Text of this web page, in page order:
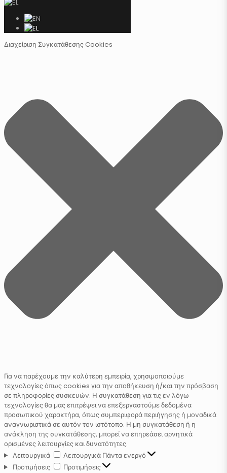
Διαχείριση Συγκατάθεσης Cookies
Για να παρέχουμε την καλύτερη εμπειρία, χρησιμοποιούμε
τεχνολογίες όπως cookies για την αποθήκευση ή/και την πρόσβαση
σε πληροφορίες συσκευών. Η συγκατάθεση για τις εν λόγω
τεχνολογίες θα μας επιτρέψει να επεξεργαστούμε δεδομένα
προσωπικού χαρακτήρα, όπως συμπεριφορά περιήγησης ή μοναδικά
αναγνωριστικά σε αυτόν τον ιστότοπο. Η μη συγκατάθεση ή η
ανάκληση της συγκατάθεσης, μπορεί να επηρεάσει αρνητικά
ορισμένες λειτουργίες και δυνατότητες.
Λειτουργικά
Λειτουργικά Πάντα ενεργό
Προτιμήσεις
Προτιμήσεις